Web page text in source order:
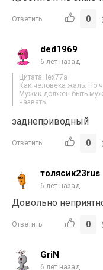
Ответить 0
ded1969
6 лет назад
Цитата: lex77a
Как человека жаль. Но
Мужик должен быть
назвать.
заднеприводный
Ответить 0
толясик23rus
6 лет назад
Довольно
Ответить 0
GriN
6 лет назад